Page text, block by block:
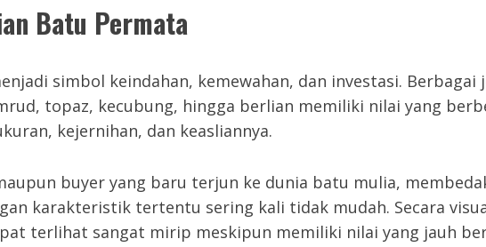
Batu Permata
simbol keindahan, kemewahan, dan investasi. Berbagai
topaz, kecubung, hingga berlian memiliki nilai yang
kejernihan, dan keasliannya.
buyer yang baru terjun ke dunia batu mulia,
karakteristik tertentu sering kali tidak mudah. Secara
terlihat sangat mirip meskipun memiliki nilai yang jauh